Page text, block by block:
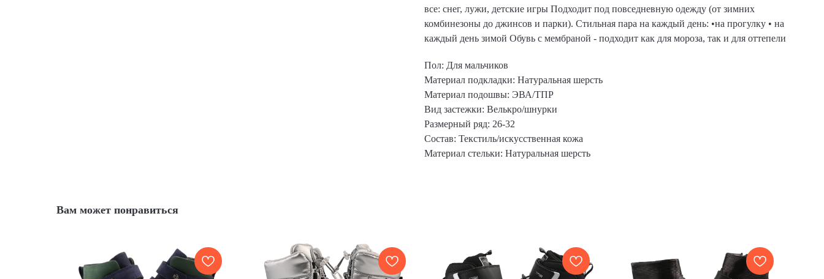
все: снег, лужи, детские игры Подходит под повседневную одежду (от зимних
комбинезоны до джинсов и парки). Стильная пара на каждый день: •на прогулку • на
каждый день зимой Обувь c мембраной - подходит как для мороза, так и для оттепели
Пол: Для мальчиков
Материал подкладки: Натуральная шерсть
Материал подошвы: ЭВА/ТПР
Вид застежки: Велькро/шнурки
Размерный ряд: 26-32
Состав: Текстиль/искусственная кожа
Материал стельки: Натуральная шерсть
Вам может понравиться